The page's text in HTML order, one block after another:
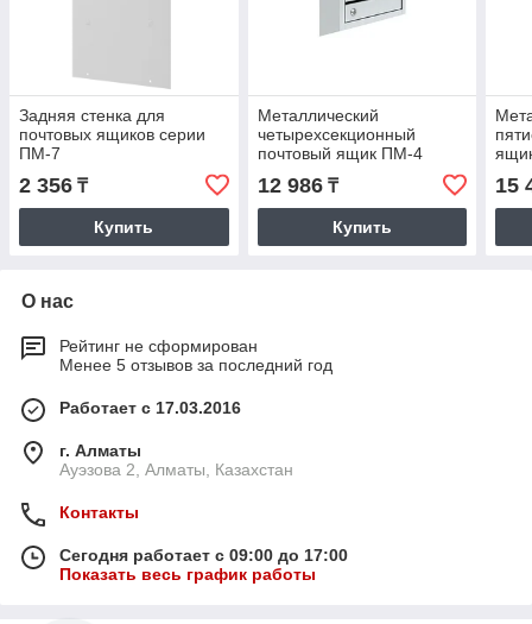
Задняя стенка для
почтовых ящиков серии
ПМ-7
2 356 ₸
Купить
Металлический
четырехсекционный
почтовый ящик ПМ-4
12 986₸
Купить
15
О нас
Рейтинг не сформирован
Менее 5 отзывов за последний год
Работает с 17.03.2016
г. Алматы
Ауэзова 2, Алматы, Казахстан
Контакты
Сегодня работает с 09:00 до 17:00
Показать весь график работы